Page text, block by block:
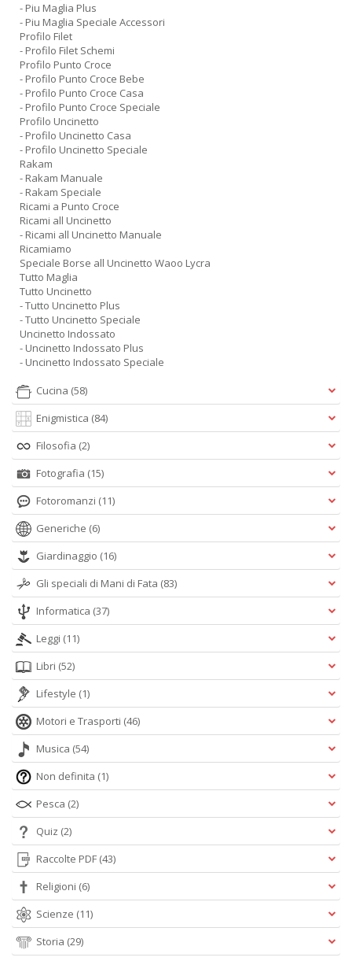
- Piu Maglia Plus
- Piu Maglia Speciale Accessori
Profilo Filet
- Profilo Filet Schemi
Profilo Punto Croce
- Profilo Punto Croce Bebe
- Profilo Punto Croce Casa
- Profilo Punto Croce Speciale
Profilo Uncinetto
- Profilo Uncinetto Casa
- Profilo Uncinetto Speciale
Rakam
- Rakam Manuale
- Rakam Speciale
Ricami a Punto Croce
Ricami all Uncinetto
- Ricami all Uncinetto Manuale
Ricamiamo
Speciale Borse all Uncinetto Waoo Lycra
Tutto Maglia
Tutto Uncinetto
- Tutto Uncinetto Plus
- Tutto Uncinetto Speciale
Uncinetto Indossato
- Uncinetto Indossato Plus
- Uncinetto Indossato Speciale
Cucina (58)
Enigmistica (84)
Filosofia (2)
Fotografia (15)
Fotoromanzi (11)
Generiche (6)
Giardinaggio (16)
Gli speciali di Mani di Fata (83)
Informatica (37)
Leggi (11)
Libri (52)
Lifestyle (1)
Motori e Trasporti (46)
Musica (54)
Non definita (1)
Pesca (2)
Quiz (2)
Raccolte PDF (43)
Religioni (6)
Scienze (11)
Storia (29)